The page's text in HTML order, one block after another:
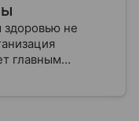
здоровью не
главным
Эта